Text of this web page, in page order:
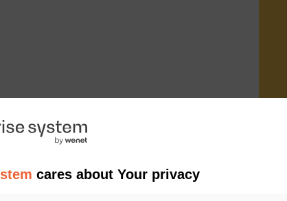
cares about Your privacy